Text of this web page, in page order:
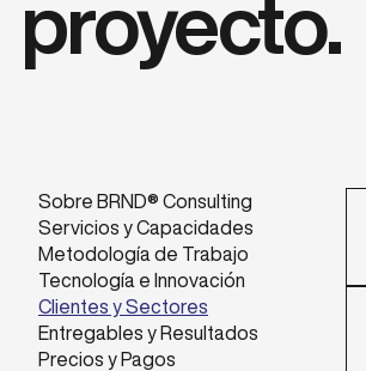
proyecto.
Sobre BRND® Consulting
Servicios y Capacidades
Metodología de Trabajo
Tecnología e Innovación
Clientes y Sectores
Entregables y Resultados
Precios y Pagos